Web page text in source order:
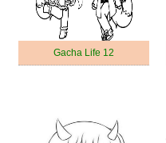
Gacha Life 12